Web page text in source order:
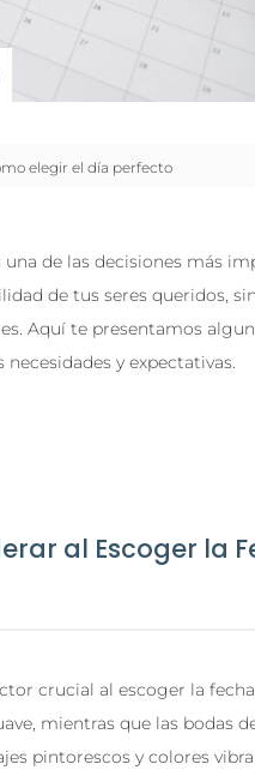
elegir el día perfecto
una de las decisiones más
de tus seres queridos,
Aquí te presentamos
y expectativas.
al Escoger la
crucial al escoger la
mientras que las bodas
pintorescos y colores